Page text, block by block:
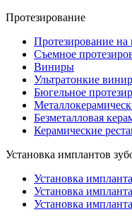
Протезирование
Протезирование на
Съемное
Виниры
Ультратонкие
Бюгельное
Безметалловая
Керамические
Установка имплантов
Установка
Установка
Установка